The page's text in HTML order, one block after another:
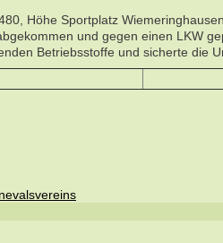
Höhe Sportplatz
und gegen einen LKW
Betriebsstoffe und sicherte die